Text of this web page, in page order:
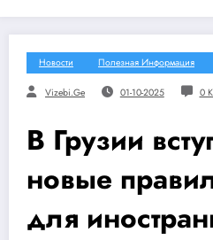
Новости Полезная Информация
Vizebi.ge 01-10-2025 0
В Грузии
новые
для